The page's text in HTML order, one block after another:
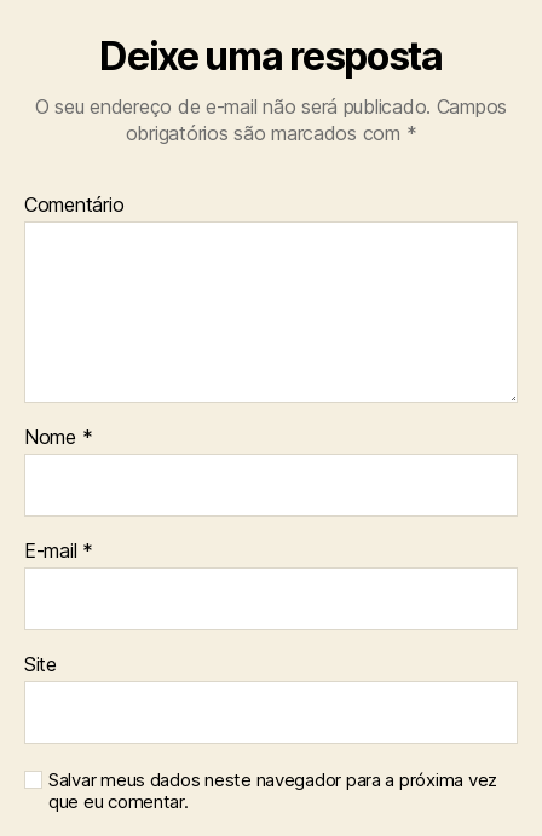
Deixe uma resposta
O seu endereço de e-mail não será publicado. Campos
obrigatórios são marcados com *
Comentário
Nome *
E-mail *
Site
Salvar meus dados neste navegador para a próxima vez
que eu comentar.